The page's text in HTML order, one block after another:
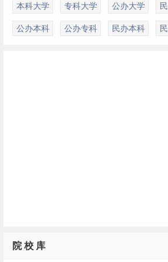
本科大学 专科大学 公办大学
公办本科 公办专科 民办本科
院 校 库